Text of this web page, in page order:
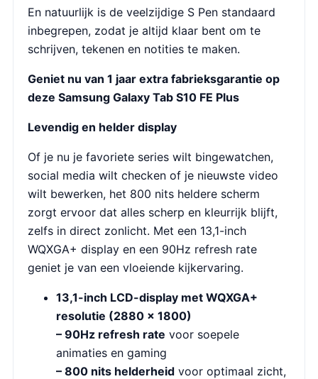
En natuurlijk is de veelzijdige S Pen standaard
inbegrepen, zodat je altijd klaar bent om te
schrijven, tekenen en notities te maken.
Geniet nu van 1 jaar extra fabrieksgarantie op
deze Samsung Galaxy Tab S10 FE Plus
Levendig en helder display
Of je nu je favoriete series wilt bingewatchen,
social media wilt checken of je nieuwste video
wilt bewerken, het 800 nits heldere scherm
zorgt ervoor dat alles scherp en kleurrijk blijft,
zelfs in direct zonlicht. Met een 13,1-inch
WQXGA+ display en een 90Hz refresh rate
geniet je van een vloeiende kijkervaring.
13,1-inch LCD-display met WQXGA+
resolutie (2880 x 1800)
– 90Hz refresh rate voor soepele
animaties en gaming
– 800 nits helderheid voor optimaal zicht,